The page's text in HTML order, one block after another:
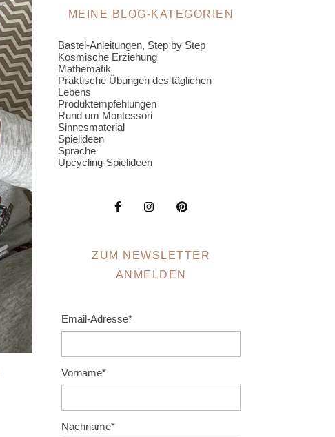
MEINE BLOG-KATEGORIEN
Bastel-Anleitungen, Step by Step
Kosmische Erziehung
Mathematik
Praktische Übungen des täglichen
Lebens
Produktempfehlungen
Rund um Montessori
Sinnesmaterial
Spielideen
Sprache
Upcycling-Spielideen
ZUM NEWSLETTER
ANMELDEN
Email-Adresse*
Vorname*
Nachname*